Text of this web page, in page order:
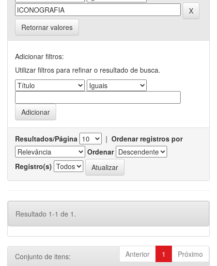
Retornar valores
Adicionar filtros:
Utilizar filtros para refinar o resultado de busca.
Resultados/Página | Ordenar registros por
Ordenar
Registro(s)
Resultado 1-1 de 1.
Anterior 1 Próximo
Conjunto de itens: